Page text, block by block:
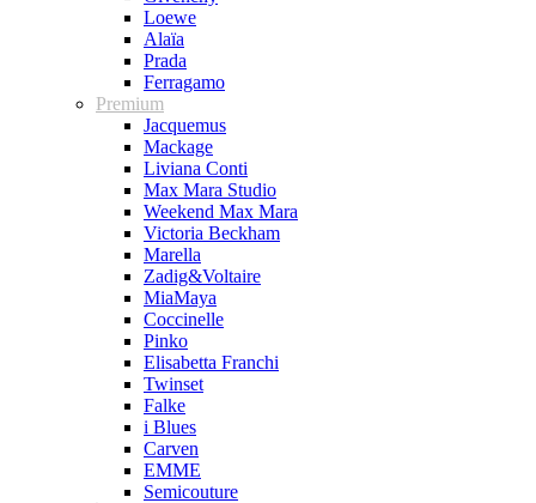
Loewe
Alaïa
Prada
Ferragamo
Premium
Jacquemus
Mackage
Liviana Conti
Max Mara Studio
Weekend Max Mara
Victoria Beckham
Marella
Zadig&Voltaire
MiaMaya
Coccinelle
Pinko
Elisabetta Franchi
Twinset
Falke
i Blues
Carven
EMME
Semicouture